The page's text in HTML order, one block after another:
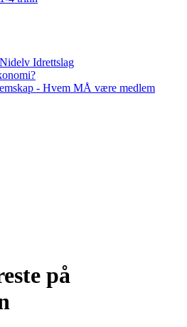
Idrettslag
- Hvem MÅ være medlem
på